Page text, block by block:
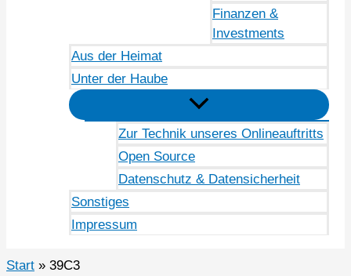
Finanzen &
Investments
Aus der Heimat
Unter der Haube
Zur Technik unseres Onlineauftritts
Open Source
Datenschutz & Datensicherheit
Sonstiges
Impressum
Start 39C3